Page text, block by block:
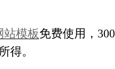
站模板免费使用，
得。